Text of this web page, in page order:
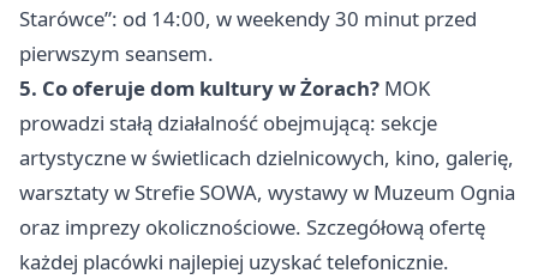
Starówce”: od 14:00, w weekendy 30 minut przed
pierwszym seansem.
5. Co oferuje dom kultury w Żorach? MOK
prowadzi stałą działalność obejmującą: sekcje
artystyczne w świetlicach dzielnicowych, kino, galerię,
warsztaty w Strefie SOWA, wystawy w Muzeum Ognia
oraz imprezy okolicznościowe. Szczegółową ofertę
każdej placówki najlepiej uzyskać telefonicznie.